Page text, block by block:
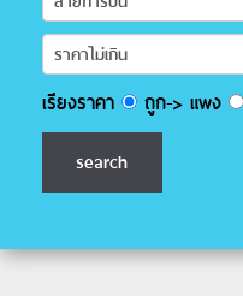
เรียงราคา ถูก-> แพง